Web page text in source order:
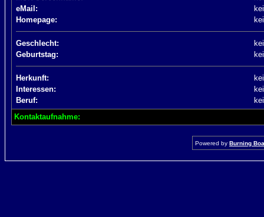
eMail:
Homepage:
Geschlecht:
Geburtstag:
Herkunft:
Interessen:
Beruf:
Kontaktaufnahme:
Powered by Burning